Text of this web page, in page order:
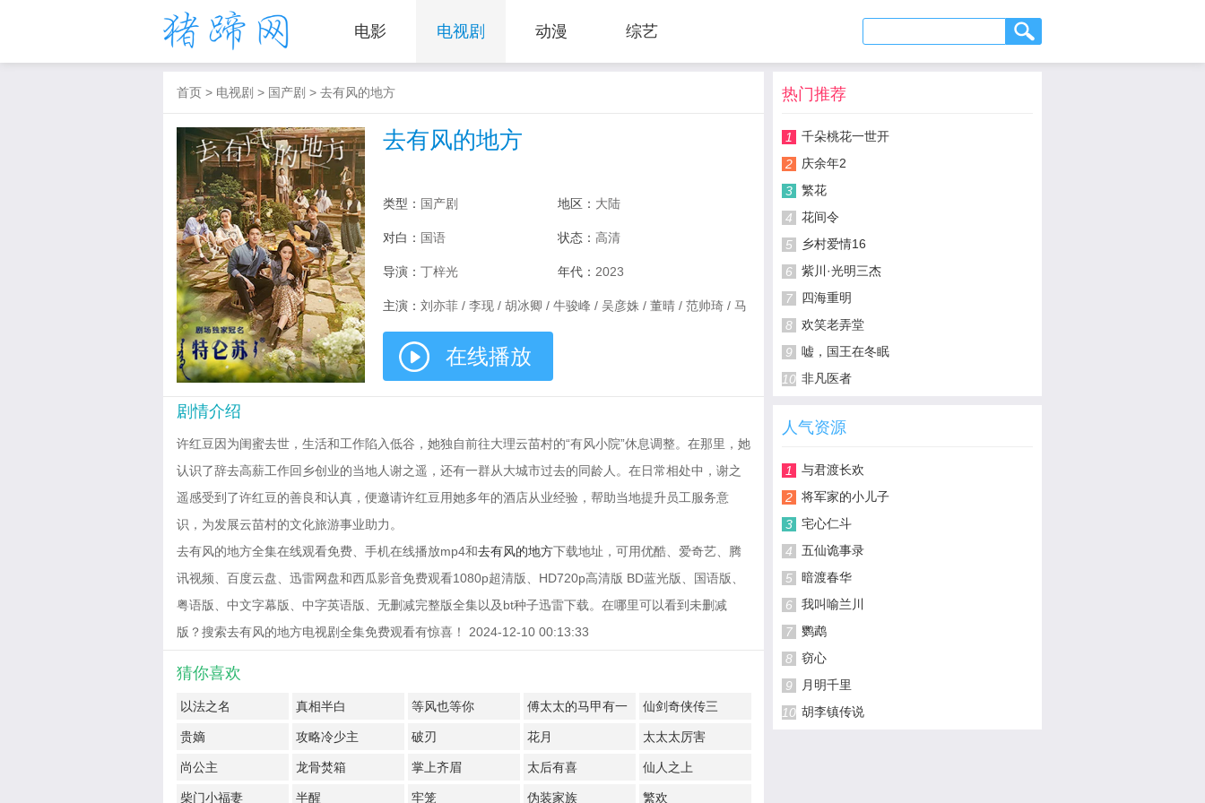
电影 电视剧 动漫 综艺
首页 > 电视剧 > 国产剧 > 去有风的地方
去有风的地方
类型： 国产剧 地区： 大陆
对白： 国语 状态： 高清
导演： 丁梓光 年代： 2023
主演： 刘亦菲 / 李现 / 胡冰卿 / 牛骏峰 / 吴彦姝 / 董晴 / 范帅琦 / 马
郝文婷 / 涂松岩 / 刘佳 / 郝平 / 龚蓓苾 / 姚安娜 / 吴倩 / 曾舜晞 / 史
彭元 / 刘美含在线播放
剧情介绍
许红豆因为闺蜜去世，生活和工作陷入低谷，她独自前往大理云苗村的“有风小院”休息调整。在那里，她
认识了辞去高薪工作回乡创业的当地人谢之遥，还有一群从大城市过去的同龄人。在日常相处中，谢之
遥感受到了许红豆的善良和认真，便邀请许红豆用她多年的酒店从业经验，帮助当地提升员工服务意
识，为发展云苗村的文化旅游事业助力。
去有风的地方全集在线观看免费、手机在线播放mp4和去有风的地方下载地址，可用优酷、爱奇艺、腾
讯视频、百度云盘、迅雷网盘和西瓜影音免费观看1080p超清版、HD720p高清版 BD蓝光版、国语版、
粤语版、中文字幕版、中字英语版、无删减完整版全集以及bt种子迅雷下载。在哪里可以看到未删减
版？搜索去有风的地方电视剧全集免费观看有惊喜！ 2024-12-10 00:13:33
猜你喜欢
以法之名 真相半白 等风也等你
傅太太的马甲有一
点多
仙剑奇侠传三
贵嫡 攻略冷少主 破刃 花月 太太太厉害
尚公主 龙骨焚箱 掌上齐眉 太后有喜 仙人之上
柴门小福妻 半醒 牢笼 伪装家族 繁欢
热门推荐
1
千朵桃花一世开
2
庆余年2
3
繁花
4
花间令
5
乡村爱情16
6
紫川·光明三杰
7
四海重明
8
欢笑老弄堂
9
嘘，国王在冬眠
10 非凡医者
人气资源
1
与君渡长欢
2
将军家的小儿子
3
宅心仁斗
4
五仙诡事录
5
暗渡春华
6
我叫喻兰川
7
鹦鹉
8
窃心
9
月明千里
10 胡李镇传说